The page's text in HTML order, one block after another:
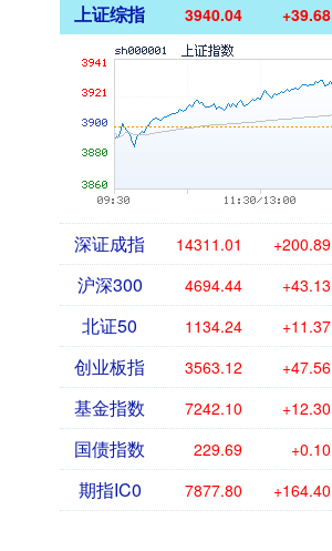
上证综指 3940.04 +39.68
深证成指 14311.01 +200.89
沪深300 4694.44 +43.13
北证50 1134.24 +11.37
创业板指 3563.12 +47.56
基金指数 7242.10 +12.30
国债指数 229.69 +0.10
期指IC0 7877.80 +164.40